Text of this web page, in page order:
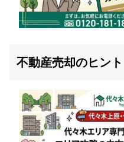
不動産売却のヒント